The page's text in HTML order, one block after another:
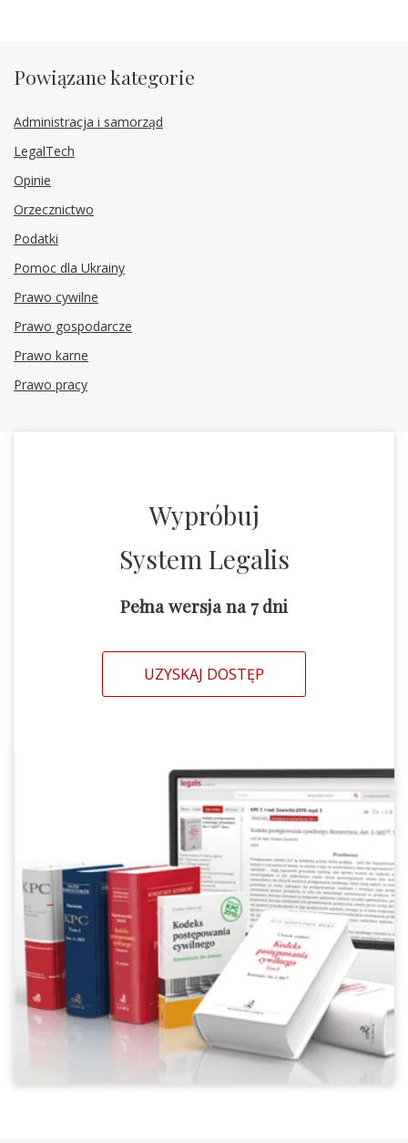
Powiązane kategorie
Administracja i samorząd
LegalTech
Opinie
Orzecznictwo
Podatki
Pomoc dla Ukrainy
Prawo cywilne
Prawo gospodarcze
Prawo karne
Prawo pracy
Wypróbuj
System Legalis
Pełna wersja na 7 dni
UZYSKAJ DOSTĘP